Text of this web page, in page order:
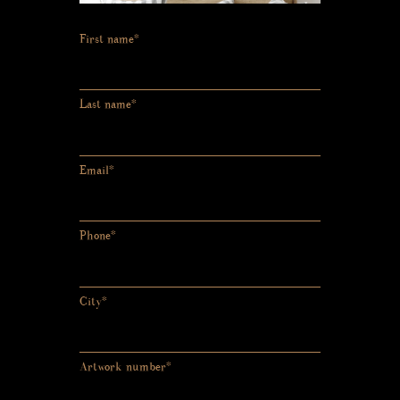
First name*
Last name*
Email*
Phone*
City*
Artwork number*